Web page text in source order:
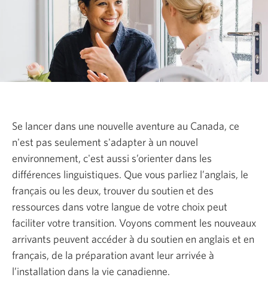
Se lancer dans une nouvelle aventure au Canada, ce
n'est pas seulement s'adapter à un nouvel
environnement, c'est aussi s’orienter dans les
différences linguistiques. Que vous parliez l’anglais, le
français ou les deux, trouver du soutien et des
ressources dans votre langue de votre choix peut
faciliter votre transition. Voyons comment les nouveaux
arrivants peuvent accéder à du soutien en anglais et en
français, de la préparation avant leur arrivée à
l’installation dans la vie canadienne.